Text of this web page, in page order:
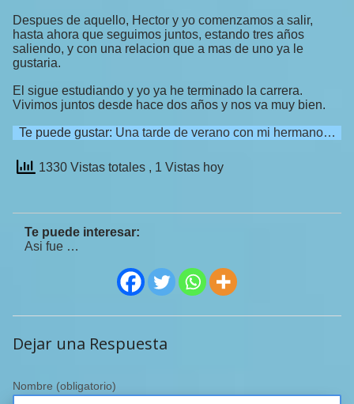
Despues de aquello, Hector y yo comenzamos a salir,
hasta ahora que seguimos juntos, estando tres años
saliendo, y con una relacion que a mas de uno ya le
gustaria.
El sigue estudiando y yo ya he terminado la carrera.
Vivimos juntos desde hace dos años y nos va muy bien.
Te puede gustar: Una tarde de verano con mi hermano…
1330 Vistas totales , 1 Vistas hoy
Te puede interesar:
Asi fue …
Dejar una Respuesta
Nombre (obligatorio)